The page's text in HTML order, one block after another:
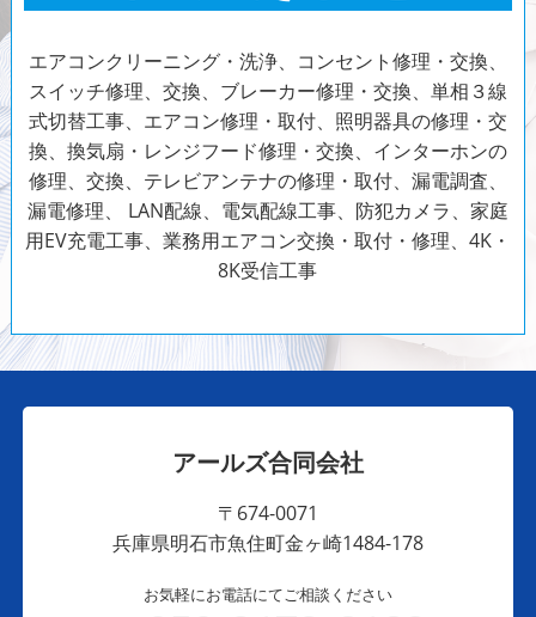
エアコンクリーニング・洗浄、コンセント修理・交換、
スイッチ修理、交換、ブレーカー修理・交換、単相３線
式切替工事、エアコン修理・取付、照明器具の修理・交
換、換気扇・レンジフード修理・交換、インターホンの
修理、交換、テレビアンテナの修理・取付、漏電調査、
漏電修理、 LAN配線、電気配線工事、防犯カメラ、家庭
用EV充電工事、業務用エアコン交換・取付・修理、4K・
8K受信工事
アールズ合同会社
〒674-0071
兵庫県明石市魚住町金ヶ崎1484-178
お気軽にお電話にてご相談ください